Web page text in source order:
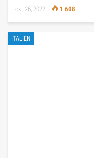
okt 26, 2022 1 608
ITALIEN